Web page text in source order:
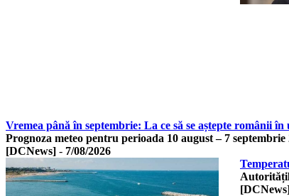
Vremea până în septembrie: La ce să se aștepte românii
Prognoza meteo pentru perioada 10 august – 7
[DCNews] - 7/08/2026